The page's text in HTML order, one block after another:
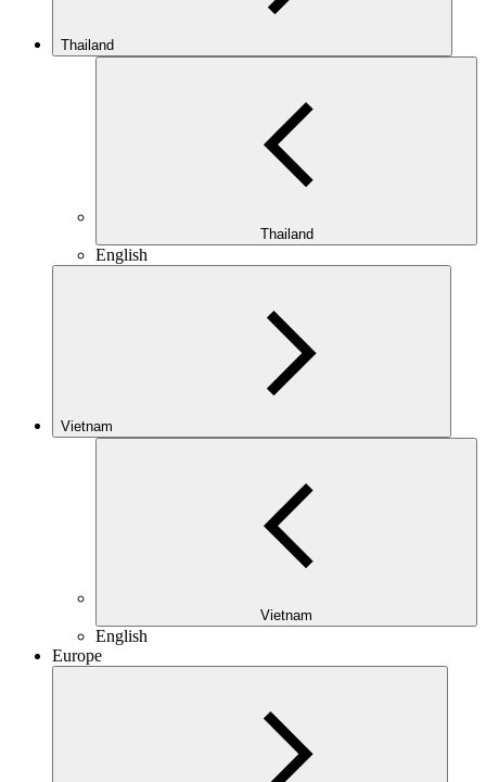
Thailand
Thailand
English
Vietnam
Vietnam
English
Europe